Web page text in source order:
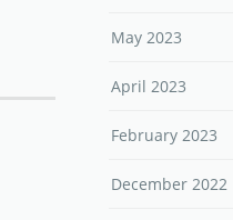
May 2023
April 2023
February 2023
December 2022